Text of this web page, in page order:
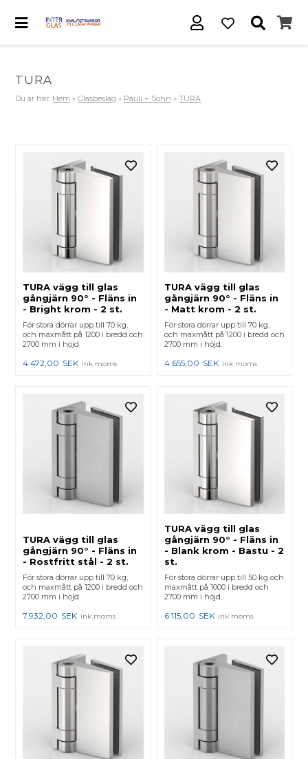
TURA
Du är här: Hem »Glasbeslag » Pauli + Sohn »TURA
TURA vägg till glas
gångjärn 90° - Fläns in
- Bright krom - 2 st.
För stora dörrar upp till 70 kg,
och maxmått på 1200 i bredd och
2700 mm i höjd.
4.472,00 SEK ink moms
TURA vägg till glas
gångjärn 90° - Fläns in
- Matt krom - 2 st.
För stora dörrar upp till 70 kg,
och maxmått på 1200 i bredd och
2700 mm i höjd.
4.655,00 SEK ink moms
TURA vägg till glas
gångjärn 90° - Fläns in
- Rostfritt stål - 2 st.
För stora dörrar upp till 70 kg,
och maxmått på 1200 i bredd och
2700 mm i höjd.
7.932,00 SEK ink moms
TURA vägg till glas
gångjärn 90° - Fläns in
- Blank krom - Bastu - 2
st.
För stora dörrar upp till 50 kg och
maxmått på 1000 i bredd och
2700 mm i höjd.
6.115,00 SEK ink moms